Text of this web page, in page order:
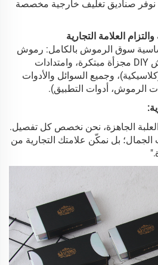
نوفر صناديق تغليف خارجية مخصصة
العلامة التجارية
سوق الرموش بالكامل: رموش
الشريط (مزدوجة)، ورموش DIY مجزأة مبتكرة، وامتدادات
وجميع السوائل والأدوات
الرموش، أدوات التطبيق).
الجاهزة، نحن نخصص كل تفصيل.
الجمال؛ بل نمكّن علامتك التجارية من